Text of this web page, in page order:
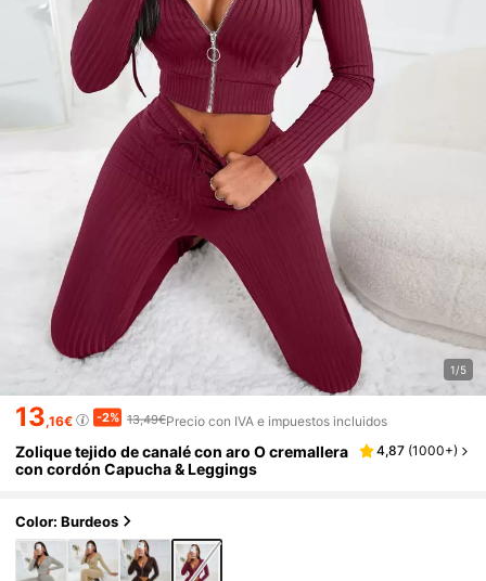
1/5
13,16€ -2% 13,49€Precio con IVA e impuestos incluidos
Zolique tejido de canalé con aro O cremallera
con cordón Capucha & Leggings
4,87 (1000+)
Color: Burdeos